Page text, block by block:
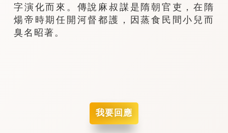
字演化而來。傳說麻叔謀是隋朝官吏，在隋
煬帝時期任開河督都護，因蒸食民間小兒而
臭名昭著。
我要回應